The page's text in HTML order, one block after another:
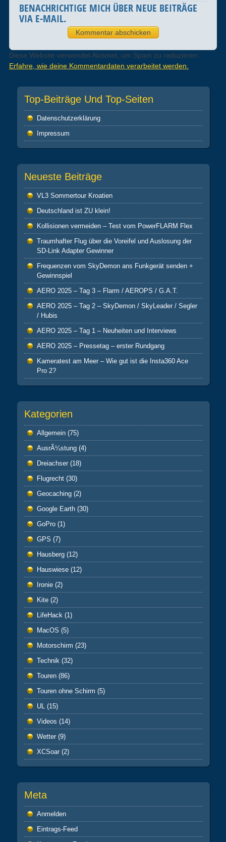
BENACHRICHTIGE MICH ÜBER NEUE BEITRÄGE
VIA E-MAIL.
Diese Website verwendet Akismet, um Spam zu reduzieren.
Erfahre, wie deine Kommentardaten verarbeitet werden.
Top-Beiträge Und Top-Seiten
Datenschutz­erklärung
Impressum
Neueste Beiträge
VL3 Sommertour Kroatien
Deutschland ist ZU klein!
Kollisionen vermeiden – Test vom PowerFLARM Flex
Traumhafter Flug über die Voreifel und Auslosung der
SD-Link Adapter Gewinner
Frequenzen vom SkyDemon ans Funkgerät senden +
Gewinnspiel
AERO 2025 – Tag 3 – Flarm / AEROPS / G.A.T.
AERO 2025 – Tag 2 – SkyDemon / SkyLeader / Segler
/ Hubis
AERO 2025 – Tag 1 – Neuheiten und Interviews
AERO 2025 – Pressetag – erster Rundgang
Kameratest am Meer – Wie gut ist die Insta360 Ace
Pro 2?
Kategorien
Allgemein(75)
AusrÃ¼stung(4)
Dreiachser(18)
Flugrecht(30)
Geocaching(2)
Google Earth(30)
GoPro(1)
GPS (7)
Hausberg(12)
Hauswiese(12)
Ironie(2)
Kite(2)
LifeHack (1)
MacOS (5)
Motorschirm (23)
Technik (32)
Touren(86)
Touren ohne Schirm (5)
UL
(15)
Videos (14)
Wetter(9)
XCSoar(2)
Meta
Anmelden
Eintrags-Feed